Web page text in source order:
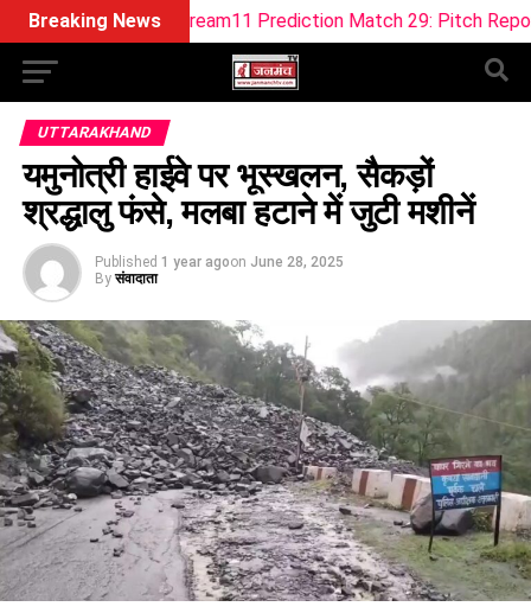
Breaking News
Dream11 Prediction Match 29: Pitch Report, Playing 11,
UTTARAKHAND
यमुनोत्री हाईवे पर भूस्खलन, सैकड़ों
श्रद्धालु फंसे, मलबा हटाने में जुटी मशीनें
Published 1 year agoon June 28, 2025
By संवादाता